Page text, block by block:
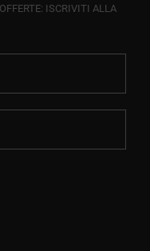
ISCRIVITI ALLA